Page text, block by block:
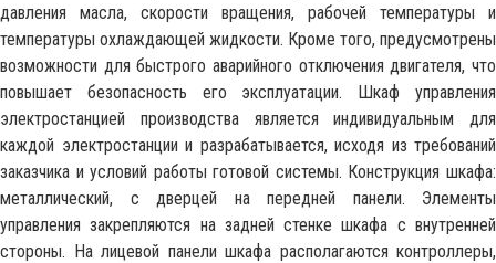
давления масла, скорости вращения, рабочей температуры и
температуры охлаждающей жидкости. Кроме того, предусмотрены
возможности для быстрого аварийного отключения двигателя, что
повышает безопасность его эксплуатации. Шкаф управления
электростанцией производства является индивидуальным для
каждой электростанции и разрабатывается, исходя из требований
заказчика и условий работы готовой системы. Конструкция шкафа:
металлический, с дверцей на передней панели. Элементы
управления закрепляются на задней стенке шкафа с внутренней
стороны. На лицевой панели шкафа располагаются контроллеры,